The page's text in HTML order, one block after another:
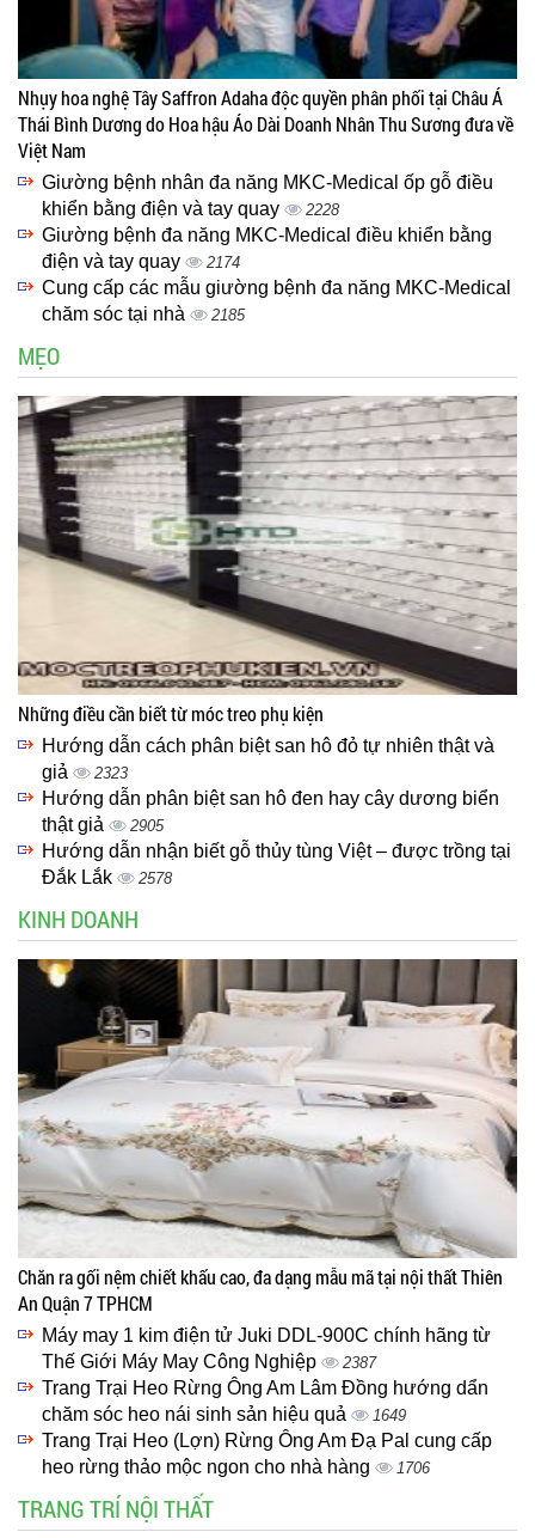
Nhụy hoa nghệ Tây Saffron Adaha độc quyền phân phối tại Châu Á
Thái Bình Dương do Hoa hậu Áo Dài Doanh Nhân Thu Sương đưa về
Việt Nam
Giường bệnh nhân đa năng MKC-Medical ốp gỗ điều
khiển bằng điện và tay quay
2228
Giường bệnh đa năng MKC-Medical điều khiển bằng
điện và tay quay
2174
Cung cấp các mẫu giường bệnh đa năng MKC-Medical
chăm sóc tại nhà
2185
MẸO
Những điều cần biết từ móc treo phụ kiện
Hướng dẫn cách phân biệt san hô đỏ tự nhiên thật và
giả
2323
Hướng dẫn phân biệt san hô đen hay cây dương biển
thật giả
2905
Hướng dẫn nhận biết gỗ thủy tùng Việt – được trồng tại
Đắk Lắk
2578
KINH DOANH
Chăn ra gối nệm chiết khấu cao, đa dạng mẫu mã tại nội thất Thiên
An Quận 7 TPHCM
Máy may 1 kim điện tử Juki DDL-900C chính hãng từ
Thế Giới Máy May Công Nghiệp
2387
Trang Trại Heo Rừng Ông Am Lâm Đồng hướng dẩn
chăm sóc heo nái sinh sản hiệu quả
1649
Trang Trại Heo (Lợn) Rừng Ông Am Đạ Pal cung cấp
heo rừng thảo mộc ngon cho nhà hàng
1706
TRANG TRÍ NỘI THẤT